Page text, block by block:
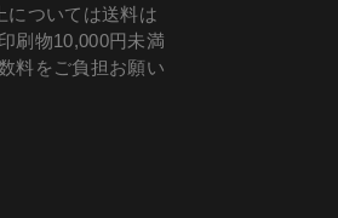
については送料は
刷物10,000円未満
料をご負担お願い